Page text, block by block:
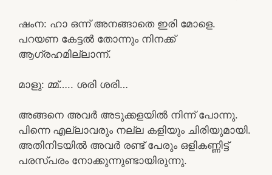
ഷംന: ഹാ ഒന്ന് അനങ്ങാതെ ഇരി മോളെ.
പറയണ കേട്ടൽ തോന്നും നിനക്ക്
ആഗ്രഹമില്ലാന്ന്.
മാളു: മ്മ്….. ശരി ശരി…
അങ്ങനെ അവർ അടുക്കളയിൽ നിന്ന് പോന്നു.
പിന്നെ എല്ലാവരും നല്ല കളിയും ചിരിയുമായി.
അതിനിടയിൽ അവർ രണ്ട് പേരും ഒളികണ്ണിട്ട്
പരസ്പരം നോക്കുന്നുണ്ടായിരുന്നു.